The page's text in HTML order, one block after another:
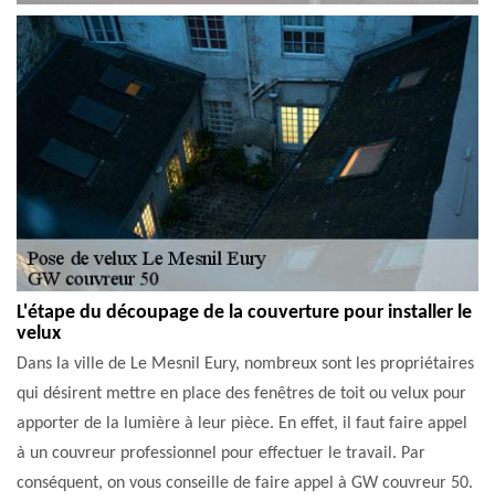
L'étape du découpage de la couverture pour installer le
velux
Dans la ville de Le Mesnil Eury, nombreux sont les propriétaires
qui désirent mettre en place des fenêtres de toit ou velux pour
apporter de la lumière à leur pièce. En effet, il faut faire appel
à un couvreur professionnel pour effectuer le travail. Par
conséquent, on vous conseille de faire appel à GW couvreur 50.